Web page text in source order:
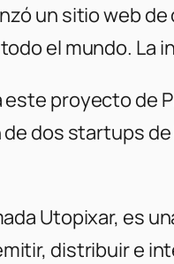
un sitio web
el mundo. La
este proyecto de
dos startups
Utopixar, es
distribuir e